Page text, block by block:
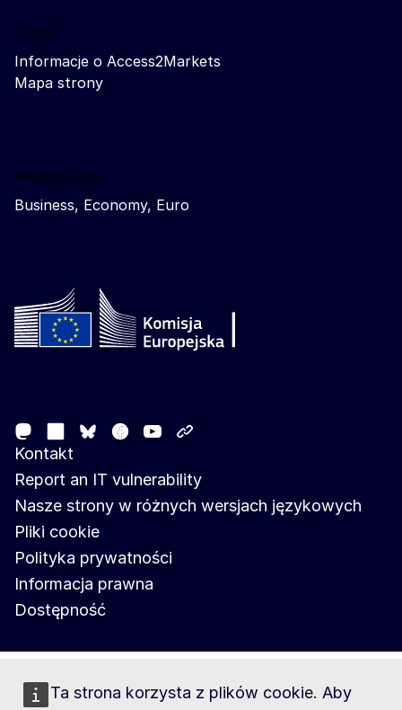
Ta strona korzysta z plików cookie. Aby
O nas
Informacje o Access2Markets
Mapa strony
Related sites
Business, Economy, Euro
MastodonLinkedIn
Bluesky
Facebook
Youtube
Kontakt
Report an IT vulnerability
Nasze strony w różnych wersjach językowych
Pliki cookie
Polityka prywatności
Informacja prawna
Dostępność